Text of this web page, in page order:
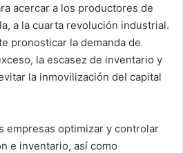
acercar a los productores de
a la cuarta revolución industrial.
pronosticar la demanda de
la escasez de inventario y
la inmovilización del capital
empresas optimizar y controlar
e inventario, así como